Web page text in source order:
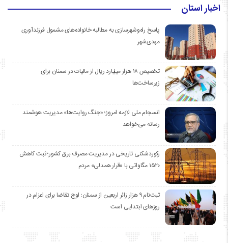
اخبار استان
پاسخ راه‌وشهرسازی به مطالبه خانواده‌های مشمول فرزندآوری
مهدی‌شهر
تخصیص ۱۸ هزار میلیارد ریال از مالیات در سمنان برای
زیرساخت‌ها
انسجام ملی لازمه امروز؛ «جنگ روایت‌ها» مدیریت هوشمند
رسانه می‌خواهد
رکوردشکنی تاریخی در مدیریت مصرف برق کشور؛ ثبت کاهش
۱۵۲۰ مگاواتی با «قرار همدلی» مردم
ثبت‌نام ۹ هزار زائر اربعین از سمنان؛ اوج تقاضا برای اعزام در
روزهای ابتدایی است